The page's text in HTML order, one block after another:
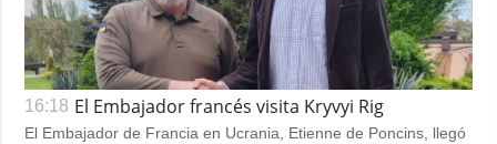
16:18 El Embajador francés visita Kryvyi Rig
El Embajador de Francia en Ucrania, Etienne de Poncins, llegó